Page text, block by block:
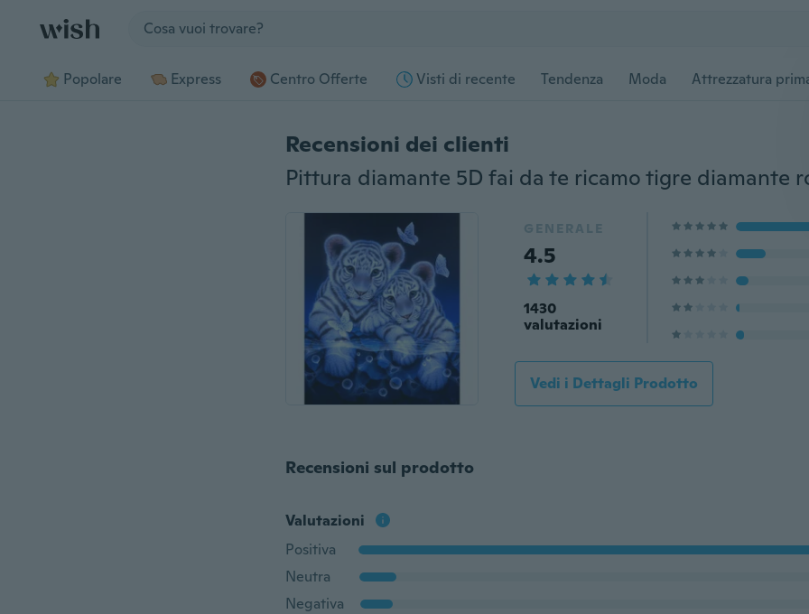
Popolare Express Centro Offerte Visti di recente Tendenza Moda Attrezzatura
Recensioni dei clienti
GENERALE
4.5
1430
valutazioni
Vedi i Dettagli Prodotto
Recensioni sul prodotto
Valutazioni
Positiva
Neutra
Negativa